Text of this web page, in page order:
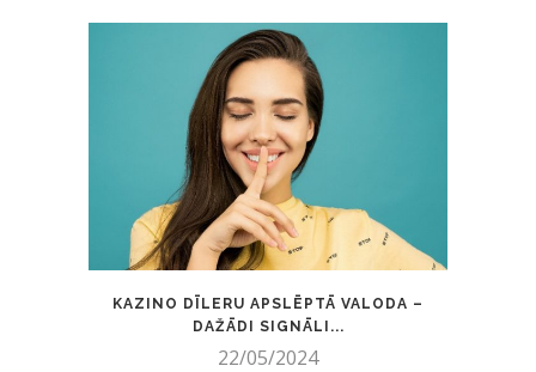
KAZINO DĪLERU APSLĒPTĀ VALODA –
DAŽĀDI SIGNĀLI...
22/05/2024